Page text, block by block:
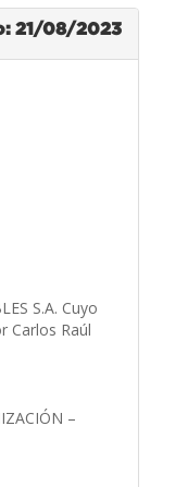
21/08/2023
S.A. Cuyo
Carlos Raúl
–